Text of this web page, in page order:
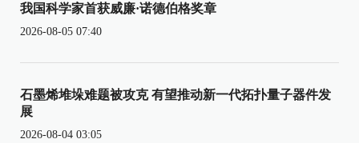
我国科学家首获威廉·诺德伯格奖章
2026-08-05 07:40
石墨烯堆垛难题被攻克 有望推动新一代拓扑量子器件发
展
2026-08-04 03:05